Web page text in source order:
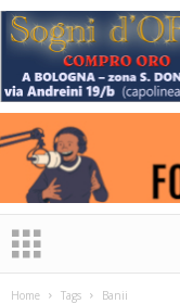
Home Tags Banii